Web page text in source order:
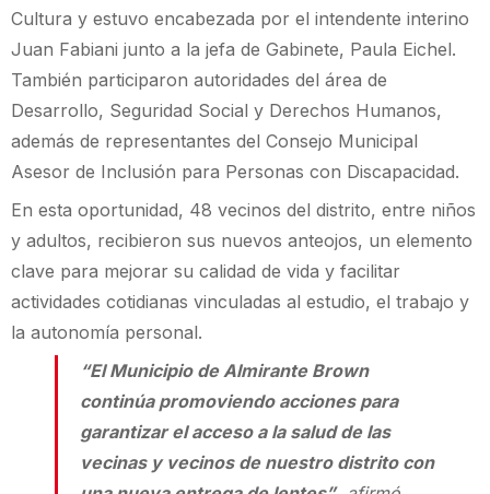
Cultura y estuvo encabezada por el intendente interino
Juan Fabiani junto a la jefa de Gabinete, Paula Eichel.
También participaron autoridades del área de
Desarrollo, Seguridad Social y Derechos Humanos,
además de representantes del Consejo Municipal
Asesor de Inclusión para Personas con Discapacidad.
En esta oportunidad, 48 vecinos del distrito, entre niños
y adultos, recibieron sus nuevos anteojos, un elemento
clave para mejorar su calidad de vida y facilitar
actividades cotidianas vinculadas al estudio, el trabajo y
la autonomía personal.
“El Municipio de Almirante Brown
continúa promoviendo acciones para
garantizar el acceso a la salud de las
vecinas y vecinos de nuestro distrito con